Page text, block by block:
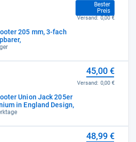
205 mm, 3-fach
Bester
Preis
39,95 €
Versand: 0,00 €
Union Jack 205er
in England Design,
45,00 €
Versand: 0,00 €
48,99 €